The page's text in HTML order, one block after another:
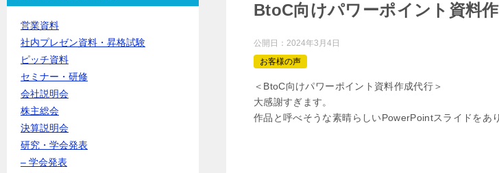
BtoC向けパワーポイント資料
公開日： 2024年3月4日
お客様の声
＜BtoC向けパワーポイント資料作成代行＞
大感謝すぎます。
作品と呼べそうな素晴らしいPowerPointスライドをあ
営業資料
社内プレゼン資料・昇格試験
ピッチ資料
セミナー・研修
会社説明会
株主総会
決算説明会
研究・学会発表
– 学会発表